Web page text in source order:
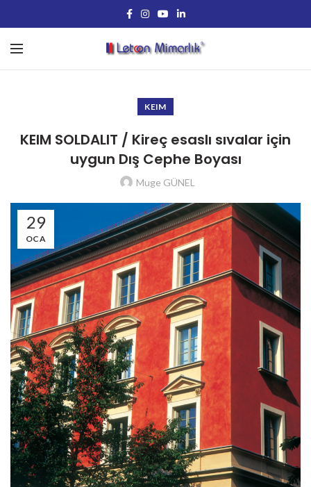
KEIM
KEIM SOLDALIT / Kireç esaslı sıvalar için
uygun Dış Cephe Boyası
Muge GÜNEL
29
OCA